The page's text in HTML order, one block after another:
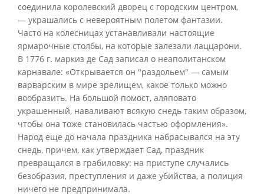
соединила королевский дворец с городским центром,
— украшались с невероятным полетом фантазии.
Часто на колесницах устанавливали настоящие
ярмарочные столбы, на которые залезали лаццарони.
В 1776 г. маркиз де Сад записал о неаполитанском
карнавале: «Открывается он "раздольем" — самым
варварским в мире зрелищем, какое только можно
вообразить. На большой помост, аляповато
украшенный, наваливают всякую снедь таким образом,
чтобы она тоже становилась частью оформления».
Народ еще до начала праздника набрасывался на эту
снедь, причем, как утверждает Сад, праздник
превращался в грабиловку: на приступе случались
безобразия, преступления и даже убийства, а полиция
ничего не предпринимала.